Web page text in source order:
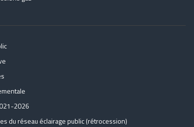
2026
du réseau éclairage public (rétrocession)